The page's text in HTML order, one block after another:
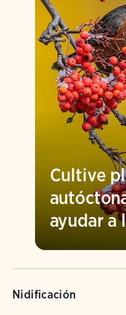
Cultive
ayudar a
Nidificación